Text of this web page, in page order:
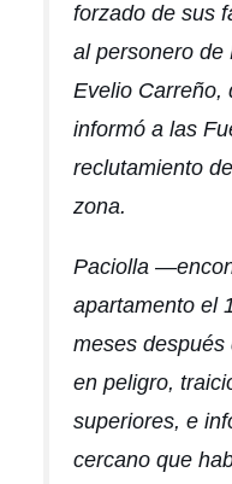
forzado de sus
al personero de
Evelio Carreño,
informó a las
reclutamiento
zona.
Paciolla
apartamento el
meses
en peligro,
superiores, e
cercano que